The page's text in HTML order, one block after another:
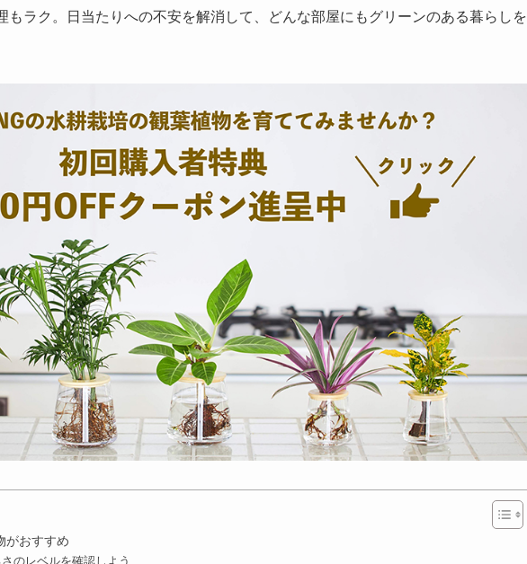
もラク。日当たりへの不安を解消して、どんな部屋にもグリーンのある暮らしを
がおすすめ
のレベルを確認しよう